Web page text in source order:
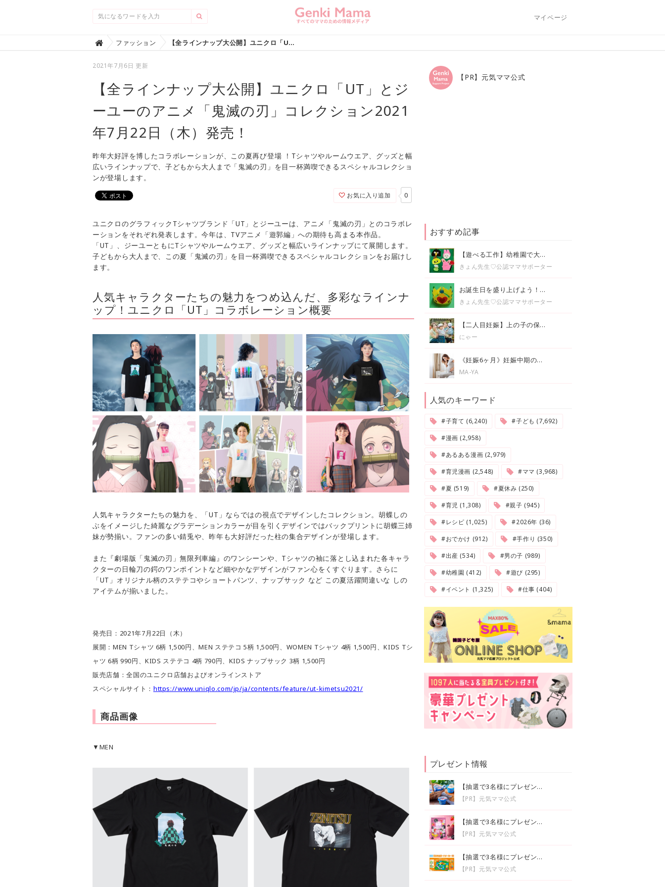
マイページ
Homeファッション 【全ラインナップ大公開】ユニクロ「UT」とジーユーのアニメ「鬼滅の刃」コレクション2021年7月22日（木）発売！
2021年7月6日 更新
【全ラインナップ大公開】ユニクロ「UT」とジ
ーユーのアニメ「鬼滅の刃」コレクション2021
年7月22日（木）発売！
昨年大好評を博したコラボレーションが、この夏再び登場 ！Tシャツやルームウエア、グッズと幅
広いラインナップで、子どもから大人まで「鬼滅の刃」を目一杯満喫できるスペシャルコレクショ
ンが登場します。
お気に入り追加 0
ユニクロのグラフィックTシャツブランド「UT」とジーユーは、アニメ「鬼滅の刃」とのコラボレ
ーションをそれぞれ発表します。今年は、TVアニメ「遊郭編」への期待も高まる本作品。
「UT」、ジーユーともにTシャツやルームウエア、グッズと幅広いラインナップにて展開します。
子どもから大人まで、この夏「鬼滅の刃」を目一杯満喫できるスペシャルコレクションをお届けし
ます。
人気キャラクターたちの魅力をつめ込んだ、多彩なラインナ
ップ！ユニクロ「UT」コラボレーション概要
人気キャラクターたちの魅力を、「UT」ならではの視点でデザインしたコレクション。胡蝶しの
ぶをイメージした綺麗なグラデーションカラーが目を引くデザインではバックプリントに胡蝶三姉
妹が勢揃い。ファンの多い錆兎や、昨年も大好評だった柱の集合デザインが登場します。
また『劇場版「鬼滅の刃」無限列車編』のワンシーンや、Tシャツの袖に落とし込まれた各キャラ
クターの日輪刀の鍔のワンポイントなど細やかなデザインがファン心をくすぐります。さらに
「UT」オリジナル柄のステテコやショートパンツ、ナップサック など この夏活躍間違いな しの
アイテムが揃いました。
発売日：2021年7月22日（木）
展開：MEN Tシャツ 6柄 1,500円、MEN ステテコ 5柄 1,500円、WOMEN Tシャツ 4柄 1,500円、KIDS Tシ
ャツ 6柄 990円、KIDS ステテコ 4柄 790円、KIDS ナップサック 3柄 1,500円
販売店舗：全国のユニクロ店舗およびオンラインストア
スペシャルサイト： https://www.uniqlo.com/jp/ja/contents/feature/ut-kimetsu2021/
商品画像
▼MEN
【PR】元気ママ公式
おすすめ記事
【遊べる工作】幼稚園で大...
きょん先生♡公認ママサポーター
お誕生日を盛り上げよう！...
きょん先生♡公認ママサポーター
【二人目妊娠】上の子の保...
にゃー
《妊娠6ヶ月》妊娠中期の...
MA-YA
人気のキーワード
#子育て (6,240)
#子ども (7,692)
#漫画 (2,958)
#あるある漫画 (2,979)
#育児漫画 (2,548)
#ママ (3,968)
#夏 (519)
#夏休み (250)
#育児 (1,308)
#親子 (945)
#レシピ (1,025)
#2026年 (36)
#おでかけ (912)
#手作り (350)
#出産 (534)
#男の子 (989)
#幼稚園 (412)
#遊び (295)
#イベント (1,325)
#仕事 (404)
プレゼント情報
【抽選で3名様にプレゼン...
【PR】元気ママ公式
【抽選で3名様にプレゼン...
【PR】元気ママ公式
【抽選で3名様にプレゼン...
【PR】元気ママ公式